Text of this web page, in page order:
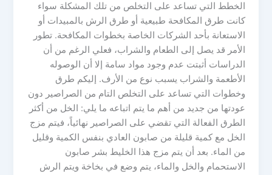
الخطط التي تساعد على التخلص من تلك المشكلة سواء
كانت طرق المكافحة طبيعية أو طرق الرش بالمبيدات أو
الاستعانة بأحد الشركات الخاصة بخطوات المكافحة. تطور
الأمر قد يصل إلى الطعام والشراب، فعلي الرغم من أن
الدراسات أثبتت عدم وجود مواد سامة إلا أن الوصوله
الأطعمة والشراب يسبب نوع من الأرف. إليكم طرق
وخطوات التي تساعد على التخلص التام من الصراصير دون
عودتها من جديد من أهم ما يتم اتباعه ما يلي: الخل من أكثر
الطرق الفعالة التي تقضي على الصراصير نهائياً، فيتم مزج
الخل مع كمية قليلة من صابون العادي بنفس الكمية وقليل
من الماء. بعد أن يتم مزج هذا الخليط بشر صابون
الاستحمام والخل والماء، يتم وضع في بخاخة ويتم الرش